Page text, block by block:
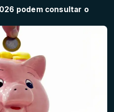
podem consultar o